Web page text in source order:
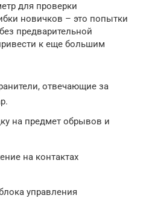
для проверки
новичков – это попытки
предварительной
к еще большим
отвечающие за
на предмет обрывов и
на контактах
управления